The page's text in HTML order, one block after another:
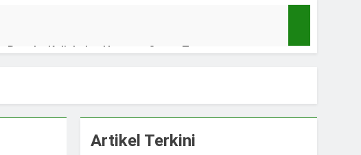
Bangku Kuliah dan Harapan Orang Tua
Artikel Terkini